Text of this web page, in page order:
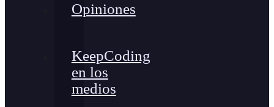
Opiniones
KeepCoding
en los
medios